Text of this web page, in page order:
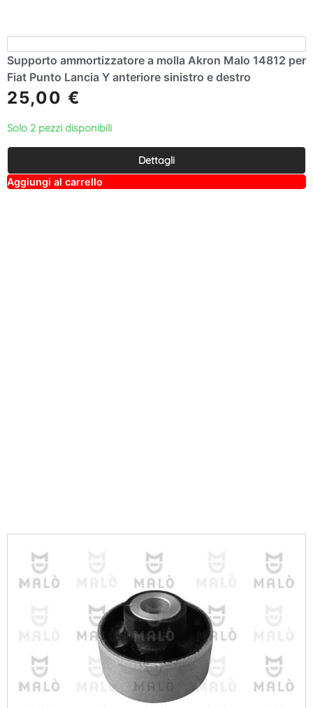
Supporto ammortizzatore a molla Akron Malo 14812 per
Fiat Punto Lancia Y anteriore sinistro e destro
25,00 €
Solo 2 pezzi disponibili
Dettagli
Aggiungi al carrello
lt